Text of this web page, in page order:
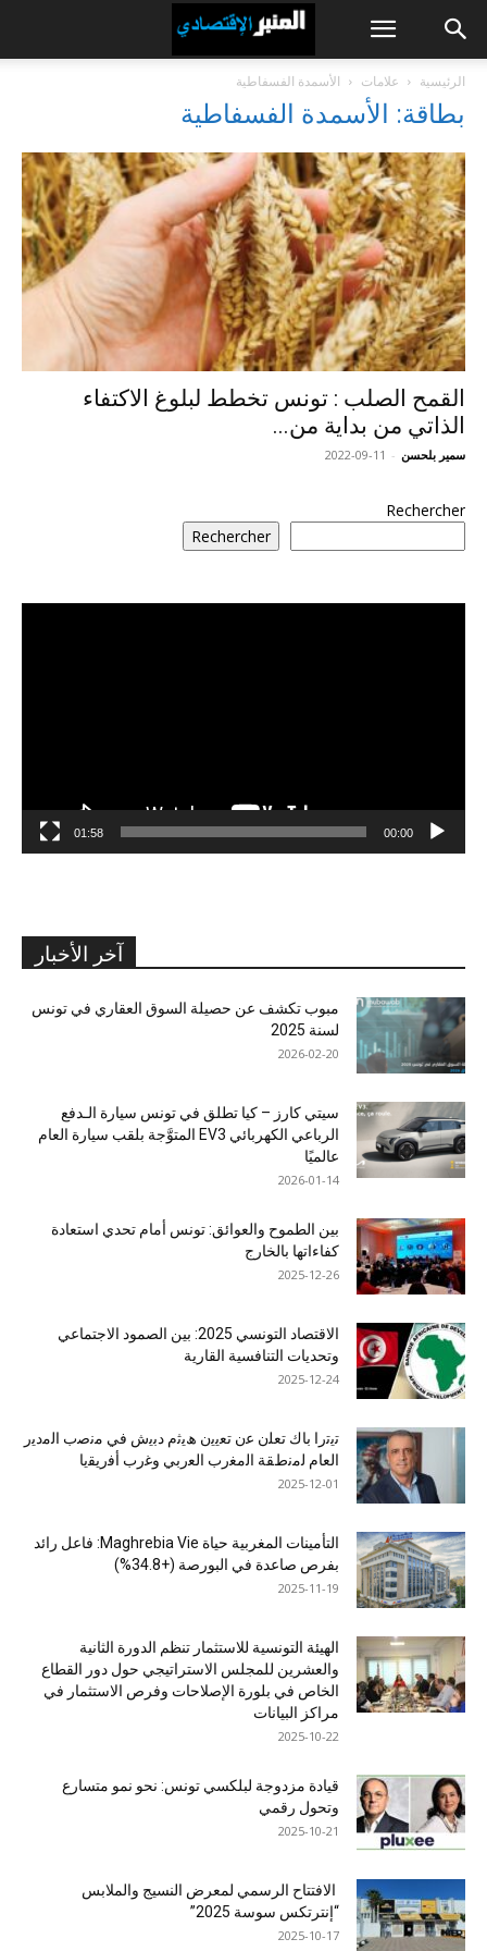
الرئيسية علامات الأسمدة الفسفاطية
بطاقة: الأسمدة الفسفاطية
القمح الصلب : تونس تخطط لبلوغ الاكتفاء
الذاتي من بداية من...
سمير بلحسن -
2022-09-11
Rechercher
Rechercher
00:00
01:58
آخر الأخبار
مبوب تكشف عن حصيلة السوق العقاري في تونس
لسنة 2025
2026-02-20
سيتي كارز – كيا تطلق في تونس سيارة الـدفع
الرباعي الكهربائي EV3 المتوَّجة بلقب سيارة العام
عالميًا
2026-01-14
بين الطموح والعوائق: تونس أمام تحدي استعادة
كفاءاتها بالخارج
2025-12-26
الاقتصاد التونسي 2025: بين الصمود الاجتماعي
وتحديات التنافسية القارية
2025-12-24
ﺗﯾﺗرا ﺑﺎك ﺗﻌﻠن ﻋن ﺗﻌﯾﯾن ھﯾﺛم دﺑﯾش ﻓﻲ ﻣﻧﺻب اﻟﻣدﯾر
اﻟﻌﺎم ﻟﻣﻧطﻘﺔ اﻟﻣﻐرب اﻟﻌرﺑﻲ وﻏرب أﻓرﯾﻘﯾﺎ
2025-12-01
التأمينات المغربية حياة Maghrebia Vie: فاعل رائد
بفرص صاعدة في البورصة (+34.8%)
2025-11-19
الهيئة التونسية للاستثمار تنظم الدورة الثانية
والعشرين للمجلس الاستراتيجي حول دور القطاع
الخاص في بلورة الإصلاحات وفرص الاستثمار في
مراكز البيانات
2025-10-22
قيادة مزدوجة لبلكسي تونس: نحو نمو متسارع
وتحول رقمي
2025-10-21
الافتتاح الرسمي لمعرض النسيج والملابس
“إنترتكس سوسة 2025”
2025-10-17